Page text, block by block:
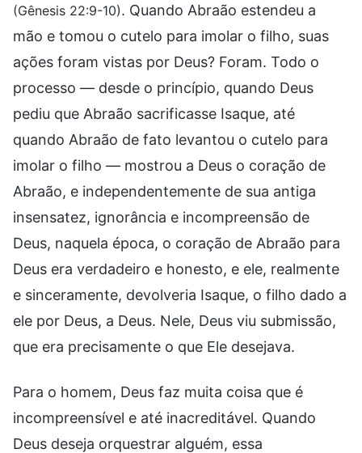
(Gênesis 22:9-10). Quando Abraão estendeu a
mão e tomou o cutelo para imolar o filho, suas
ações foram vistas por Deus? Foram. Todo o
processo — desde o princípio, quando Deus
pediu que Abraão sacrificasse Isaque, até
quando Abraão de fato levantou o cutelo para
imolar o filho — mostrou a Deus o coração de
Abraão, e independentemente de sua antiga
insensatez, ignorância e incompreensão de
Deus, naquela época, o coração de Abraão para
Deus era verdadeiro e honesto, e ele, realmente
e sinceramente, devolveria Isaque, o filho dado a
ele por Deus, a Deus. Nele, Deus viu submissão,
que era precisamente o que Ele desejava.
Para o homem, Deus faz muita coisa que é
incompreensível e até inacreditável. Quando
Deus deseja orquestrar alguém, essa